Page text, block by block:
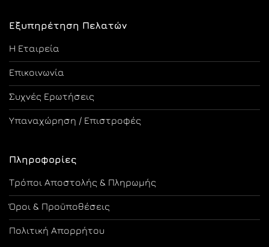
Εξυπηρέτηση Πελατών
Η Εταιρεία
Επικοινωνία
Συχνές Ερωτήσεις
Υπαναχώρηση / Επιστροφές
Πληροφορίες
Τρόποι Αποστολής & Πληρωμής
Όροι & Προϋποθέσεις
Πολιτική Απορρήτου